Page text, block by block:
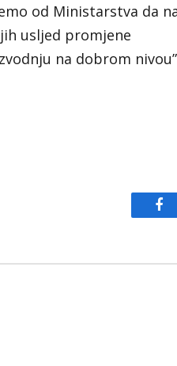
od Ministarstva da
usljed promjene
na dobrom